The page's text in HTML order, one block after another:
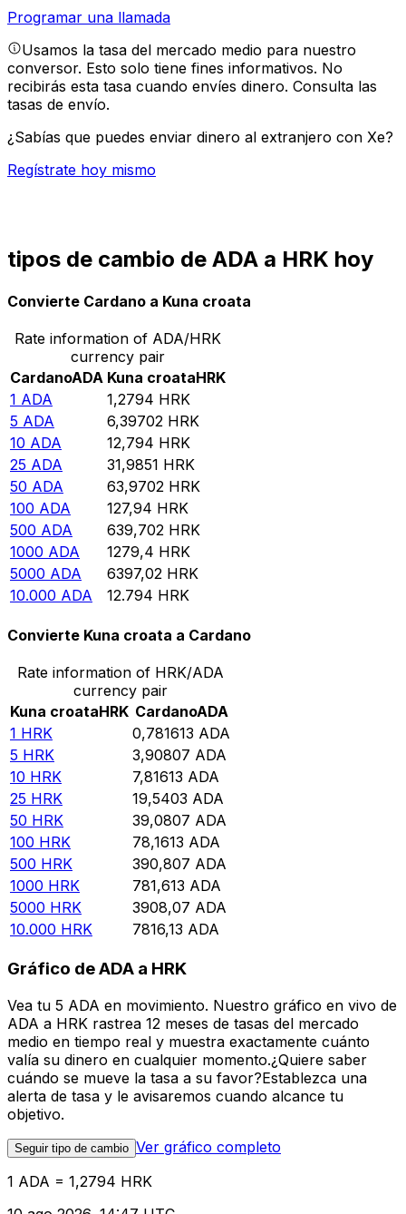
Programar una llamada
Usamos la tasa del mercado medio para nuestro
conversor. Esto solo tiene fines informativos. No
recibirás esta tasa cuando envíes dinero. Consulta las
tasas de envío.
¿Sabías que puedes enviar dinero al extranjero con Xe?
Regístrate hoy mismo
tipos de cambio de ADA a HRK hoy
Convierte Cardano a Kuna croata
Rate information of ADA/HRK
currency pair
CardanoADA Kuna croataHRK
1 ADA 1,2794 HRK
5 ADA 6,39702 HRK
10 ADA 12,794 HRK
25 ADA 31,9851 HRK
50 ADA 63,9702 HRK
100 ADA 127,94 HRK
500 ADA 639,702 HRK
1000 ADA 1279,4 HRK
5000 ADA 6397,02 HRK
10.000 ADA 12.794 HRK
Convierte Kuna croata a Cardano
Rate information of HRK/ADA
currency pair
Kuna croataHRK CardanoADA
1 HRK 0,781613 ADA
5 HRK 3,90807 ADA
10 HRK 7,81613 ADA
25 HRK 19,5403 ADA
50 HRK 39,0807 ADA
100 HRK 78,1613 ADA
500 HRK 390,807 ADA
1000 HRK 781,613 ADA
5000 HRK 3908,07 ADA
10.000 HRK 7816,13 ADA
Gráfico de ADA a HRK
Vea tu 5 ADA en movimiento. Nuestro gráfico en vivo de
ADA a HRK rastrea 12 meses de tasas del mercado
medio en tiempo real y muestra exactamente cuánto
valía su dinero en cualquier momento.¿Quiere saber
cuándo se mueve la tasa a su favor?Establezca una
alerta de tasa y le avisaremos cuando alcance tu
objetivo.
Seguir tipo de cambio Ver gráfico completo
1 ADA = 1,2794 HRK